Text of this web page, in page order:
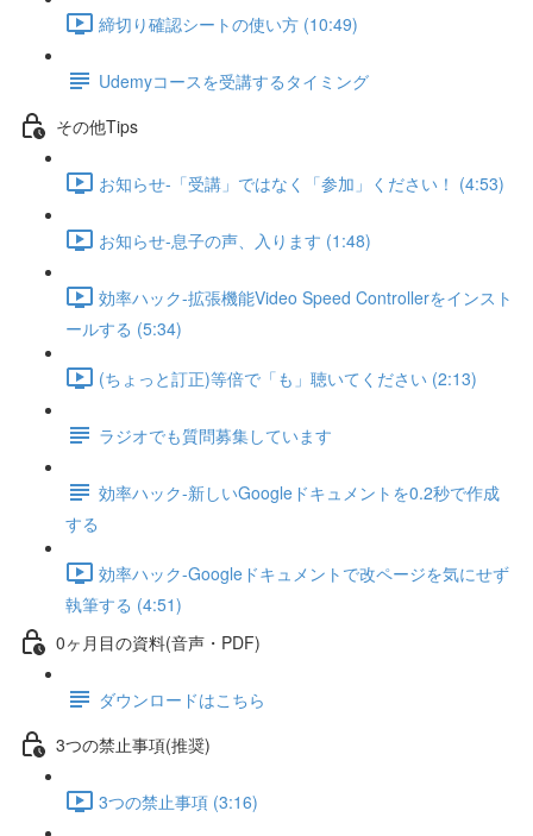
締切り確認シートの使い方 (10:49)
Udemyコースを受講するタイミング
その他Tips
お知らせ-「受講」ではなく「参加」ください！ (4:53)
お知らせ-息子の声、入ります (1:48)
効率ハック-拡張機能Video Speed Controllerをインスト
ールする (5:34)
(ちょっと訂正)等倍で「も」聴いてください (2:13)
ラジオでも質問募集しています
効率ハック-新しいGoogleドキュメントを0.2秒で作成
する
効率ハック-Googleドキュメントで改ページを気にせず
執筆する (4:51)
0ヶ月目の資料(音声・PDF)
ダウンロードはこちら
3つの禁止事項(推奨)
3つの禁止事項 (3:16)